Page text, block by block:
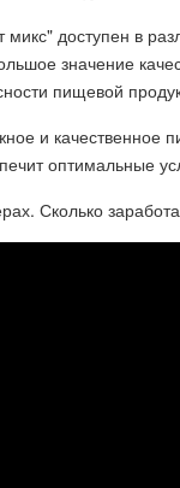
доступен в
значение
пищевой
и качественное
оптимальные
Сколько